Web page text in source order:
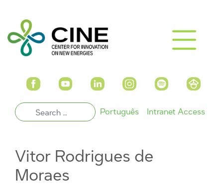
Português Intranet Access
Vitor Rodrigues de
Moraes